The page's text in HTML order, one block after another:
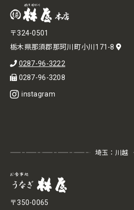
〒324-0501
栃木県那須郡那珂川町小川171-8
0287-96-3222
0287-96-3208
instagram
埼玉：川越
〒350-0065